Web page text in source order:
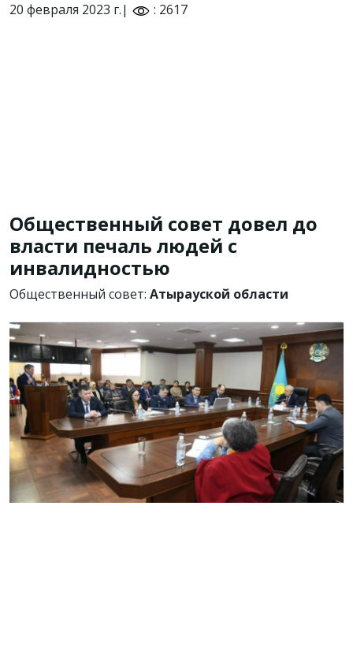
20 февраля 2023 г.| : 2617
Общественный совет довел до
власти печаль людей с
инвалидностью
Общественный совет: Атырауской области